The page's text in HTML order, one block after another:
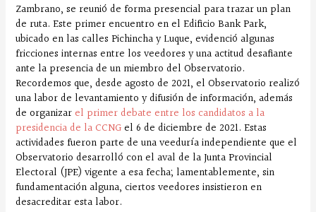
Zambrano, se reunió de forma presencial para trazar un plan
de ruta. Este primer encuentro en el Edificio Bank Park,
ubicado en las calles Pichincha y Luque, evidenció algunas
fricciones internas entre los veedores y una actitud desafiante
ante la presencia de un miembro del Observatorio.
Recordemos que, desde agosto de 2021, el Observatorio realizó
una labor de levantamiento y difusión de información, además
de organizar el primer debate entre los candidatos a la
presidencia de la CCNGel 6 de diciembre de 2021. Estas
actividades fueron parte de una veeduría independiente que el
Observatorio desarrolló con el aval de la Junta Provincial
Electoral (JPE) vigente a esa fecha; lamentablemente, sin
fundamentación alguna, ciertos veedores insistieron en
desacreditar esta labor.